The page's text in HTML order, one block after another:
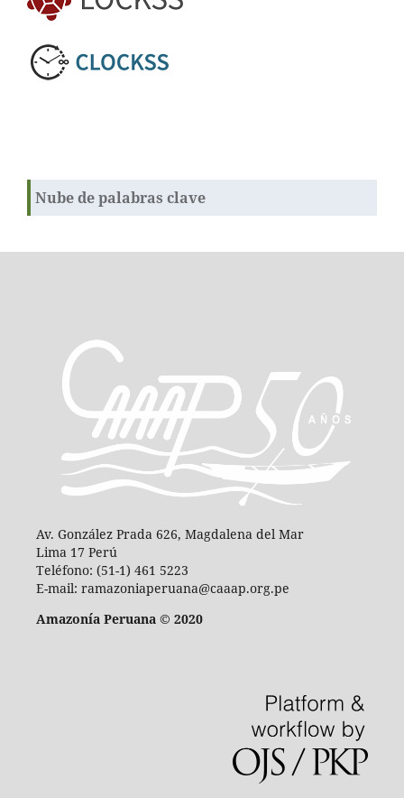
Nube de palabras clave
Av. González Prada 626, Magdalena del Mar
Lima 17 Perú
Teléfono: (51-1) 461 5223
E-mail: ramazoniaperuana@caaap.org.pe
Amazonía Peruana © 2020